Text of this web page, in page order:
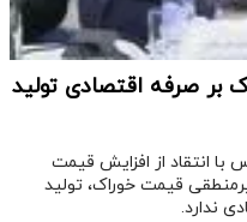
بر صرفه اقتصادی تولید
با انتقاد از افزایش قیمت
قیمت خوراک، تولید
ندارد.